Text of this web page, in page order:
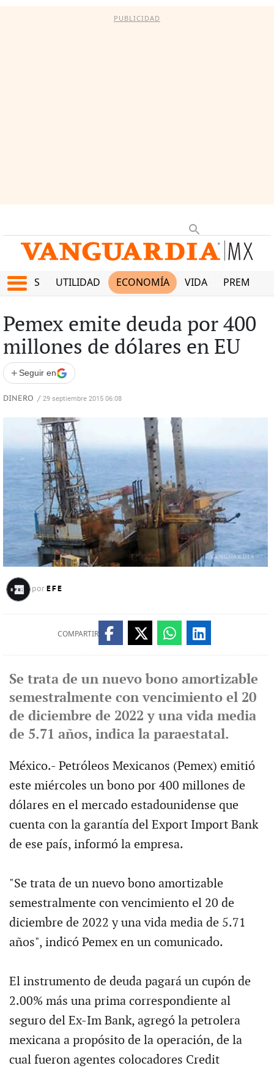
PUBLICIDAD
UTILIDAD ECONOMÍA VIDA PREMIUM
Pemex emite deuda por 400
millones de dólares en EU
+ Seguir en
DINERO / 29 septiembre 2015 06:08
por EFE
COMPARTIR
Se trata de un nuevo bono amortizable
semestralmente con vencimiento el 20
de diciembre de 2022 y una vida media
de 5.71 años, indica la paraestatal.
México.- Petróleos Mexicanos (Pemex) emitió
este miércoles un bono por 400 millones de
dólares en el mercado estadounidense que
cuenta con la garantía del Export Import Bank
de ese país, informó la empresa.
"Se trata de un nuevo bono amortizable
semestralmente con vencimiento el 20 de
diciembre de 2022 y una vida media de 5.71
años", indicó Pemex en un comunicado.
El instrumento de deuda pagará un cupón de
2.00% más una prima correspondiente al
seguro del Ex-Im Bank, agregó la petrolera
mexicana a propósito de la operación, de la
cual fueron agentes colocadores Credit